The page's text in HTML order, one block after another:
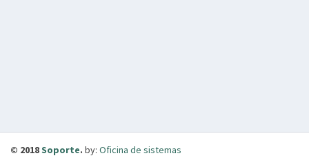
© 2018Soporte. by: Oficina de sistemas